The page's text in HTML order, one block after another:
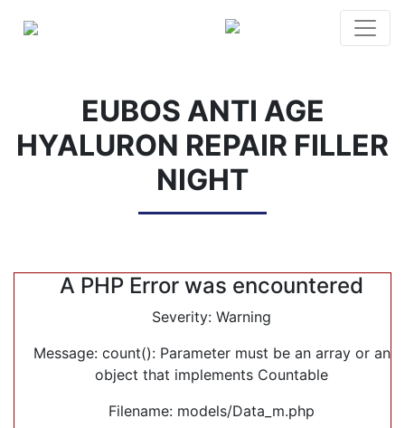
EUBOS ANTI AGE
HYALURON REPAIR FILLER
NIGHT
A PHP Error was encountered
Severity: Warning
Message: count(): Parameter must be an array or an
object that implements Countable
Filename: models/Data_m.php
Bereitstellung unseres Angebotes zwingend
gesetzt. Cookies von Drittanbietern für Analyse-
Impressum.
Notwendig
Statistik
Google Maps